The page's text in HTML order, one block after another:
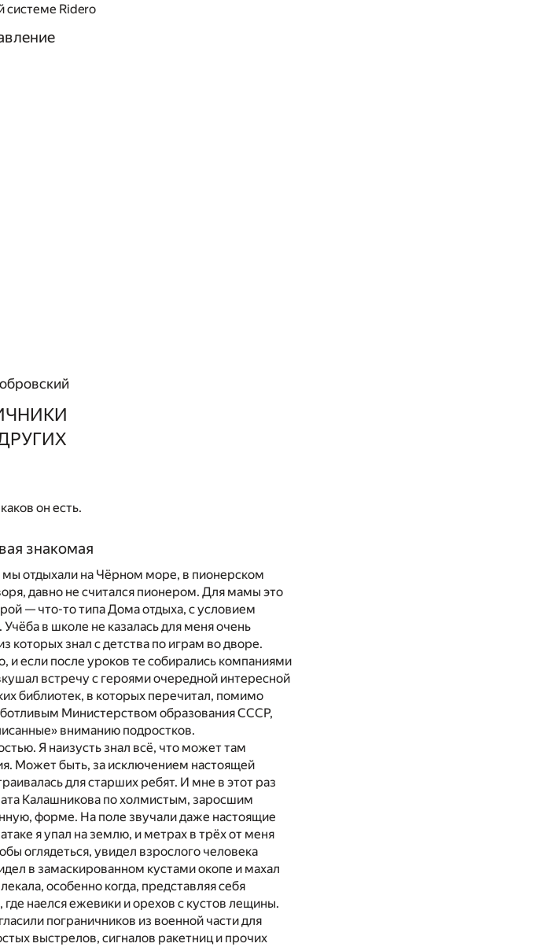
системе Ridero
он есть.
знакомая
мы отдыхали на Чёрном море, в пионерском
давно не считался пионером. Для мамы это
— что-то типа Дома отдыха, с условием
в школе не казалась для меня очень
которых знал с детства по играм во дворе.
если после уроков те собирались компаниями
встречу с героями очередной интересной
библиотек, в которых перечитал, помимо
Министерством образования СССР,
вниманию подростков.
Я наизусть знал всё, что может там
Может быть, за исключением настоящей
для старших ребят. И мне в этот раз
Калашникова по холмистым, заросшим
форме. На поле звучали даже настоящие
я упал на землю, и метрах в трёх от меня
оглядеться, увидел взрослого человека
в замаскированном кустами окопе и махал
особенно когда, представляя себя
где наелся ежевики и орехов с кустов лещины.
пограничников из военной части для
выстрелов, сигналов ракетниц и прочих